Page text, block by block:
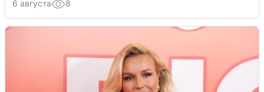
6 августа 8